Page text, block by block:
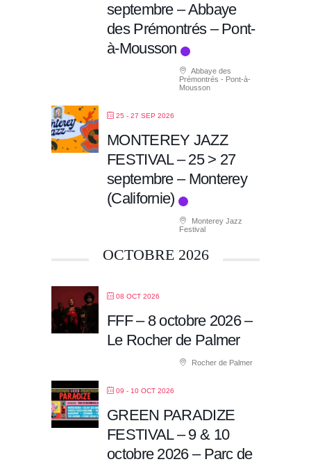
septembre – Abbaye
des Prémontrés – Pont-
à-Mousson
Abbaye des
Prémontrés - Pont-à-
Mousson
25 - 27 SEP 2026
MONTEREY JAZZ
FESTIVAL – 25 > 27
septembre – Monterey
(Californie)
Monterey Jazz
Festival
OCTOBRE 2026
08 OCT 2026
FFF – 8 octobre 2026 –
Le Rocher de Palmer
Rocher de Palmer
09 - 10 OCT 2026
GREEN PARADIZE
FESTIVAL – 9 & 10
octobre 2026 – Parc de